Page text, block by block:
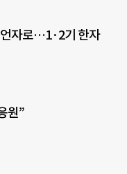
언자로…1·2기 한자
원”